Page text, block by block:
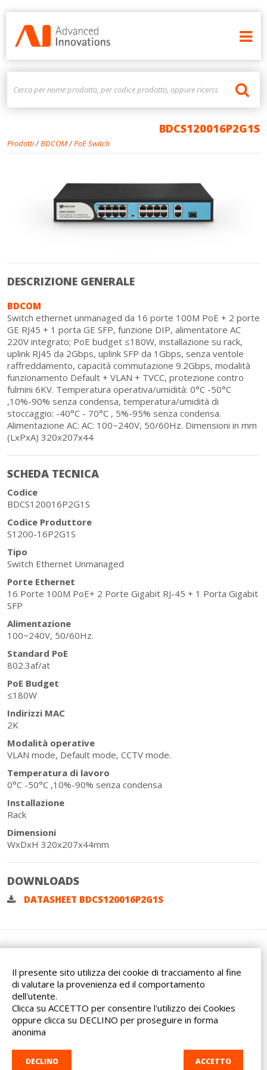
Il presente sito utilizza dei cookie di tracciamento al fine
di valutare la provenienza ed il comportamento
dell'utente.
Clicca su ACCETTO per consentire l'utilizzo dei Cookies
oppure clicca su DECLINO per proseguire in forma
anonima
DECLINO ACCETTO
Prodotti/BDCOM/PoE Switch
BDCS120016P2G1S
DESCRIZIONE GENERALE
BDCOM
Switch ethernet unmanaged da 16 porte 100M PoE + 2 porte
GE RJ45 + 1 porta GE SFP, funzione DIP, alimentatore AC
220V integrato; PoE budget ≤180W, installazione su rack,
uplink RJ45 da 2Gbps, uplink SFP da 1Gbps, senza ventole
raffreddamento, capacità commutazione 9.2Gbps, modalità
funzionamento Default + VLAN + TVCC, protezione contro
fulmini 6KV. Temperatura operativa/umidità: 0°C -50°C
,10%-90% senza condensa, temperatura/umidità di
stoccaggio: -40°C - 70°C , 5%-95% senza condensa.
Alimentazione AC: AC: 100~240V, 50/60Hz. Dimensioni in mm
(LxPxA) 320x207x44
SCHEDA TECNICA
Codice
BDCS120016P2G1S
Codice Produttore
S1200-16P2G1S
Tipo
Switch Ethernet Unmanaged
Porte Ethernet
16 Porte 100M PoE+ 2 Porte Gigabit RJ-45 + 1 Porta Gigabit
SFP
Alimentazione
100~240V, 50/60Hz.
Standard PoE
802.3af/at
PoE Budget
≤180W
Indirizzi MAC
2K
Modalità operative
VLAN mode, Default mode, CCTV mode.
Temperatura di lavoro
0°C -50°C ,10%-90% senza condensa
Installazione
Rack
Dimensioni
WxDxH 320x207x44mm
DOWNLOADS
DATASHEET BDCS120016P2G1S
Via dell'Artigianato, 32F
20865 Usmate Velate (MB)
Indicazioni Stradali